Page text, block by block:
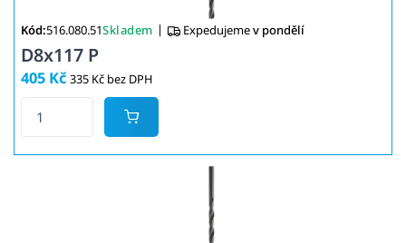
Kód:516.080.51Skladem | Expedujemev pondělí
D8x117 P
405 Kč 335 Kč bez DPH